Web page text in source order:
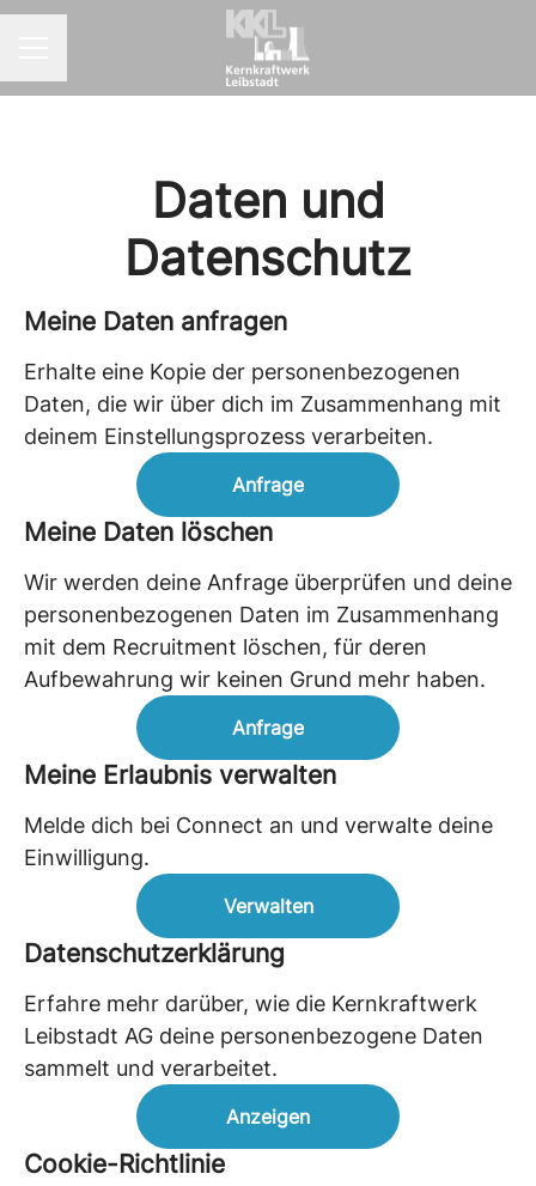
Daten und
Datenschutz
Meine Daten anfragen
Erhalte eine Kopie der personenbezogenen
Daten, die wir über dich im Zusammenhang mit
deinem Einstellungsprozess verarbeiten.
Anfrage
Meine Daten löschen
Wir werden deine Anfrage überprüfen und deine
personenbezogenen Daten im Zusammenhang
mit dem Recruitment löschen, für deren
Aufbewahrung wir keinen Grund mehr haben.
Anfrage
Meine Erlaubnis verwalten
Melde dich bei Connect an und verwalte deine
Einwilligung.
Verwalten
Datenschutzerklärung
Erfahre mehr darüber, wie die Kernkraftwerk
Leibstadt AG deine personenbezogene Daten
sammelt und verarbeitet.
Anzeigen
Cookie-Richtlinie